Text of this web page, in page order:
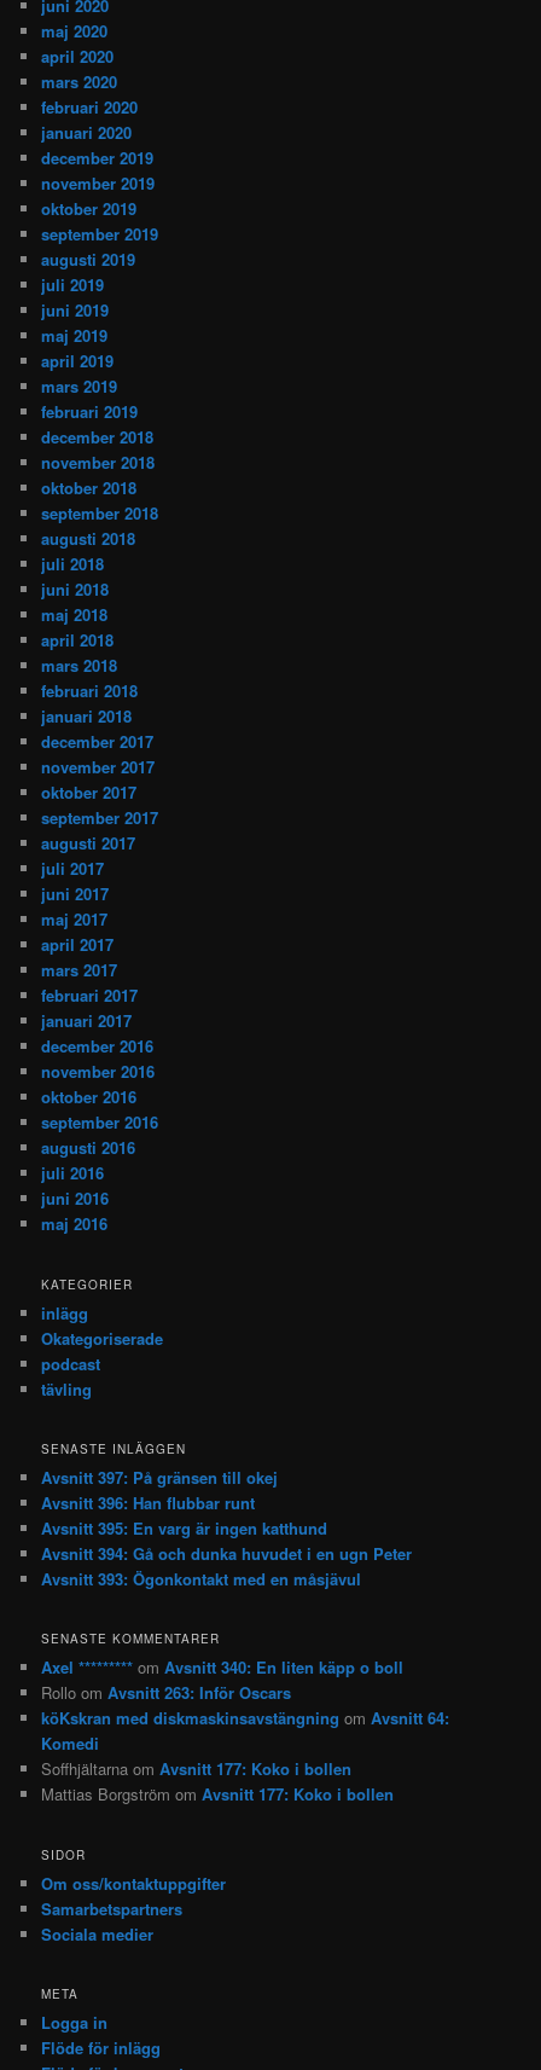
juni 2020
maj 2020
april 2020
mars 2020
februari 2020
januari 2020
december 2019
november 2019
oktober 2019
september 2019
augusti 2019
juli 2019
juni 2019
maj 2019
april 2019
mars 2019
februari 2019
december 2018
november 2018
oktober 2018
september 2018
augusti 2018
juli 2018
juni 2018
maj 2018
april 2018
mars 2018
februari 2018
januari 2018
december 2017
november 2017
oktober 2017
september 2017
augusti 2017
juli 2017
juni 2017
maj 2017
april 2017
mars 2017
februari 2017
januari 2017
december 2016
november 2016
oktober 2016
september 2016
augusti 2016
juli 2016
juni 2016
maj 2016
KATEGORIER
inlägg
Okategoriserade
podcast
tävling
SENASTE INLÄGGEN
Avsnitt 397: På gränsen till okej
Avsnitt 396: Han flubbar runt
Avsnitt 395: En varg är ingen katthund
Avsnitt 394: Gå och dunka huvudet i en ugn Peter
Avsnitt 393: Ögonkontakt med en måsjävul
SENASTE KOMMENTARER
Axel ********* omAvsnitt 340: En liten käpp o boll
Rollo omAvsnitt 263: Inför Oscars
köKskran med diskmaskinsavstängning omAvsnitt 64:
Komedi
Soffhjältarna omAvsnitt 177: Koko i bollen
Mattias Borgström omAvsnitt 177: Koko i bollen
SIDOR
Om oss/kontaktuppgifter
Samarbetspartners
Sociala medier
META
Logga in
Flöde för inlägg